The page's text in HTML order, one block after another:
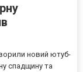
новий ютуб-
спадщину та